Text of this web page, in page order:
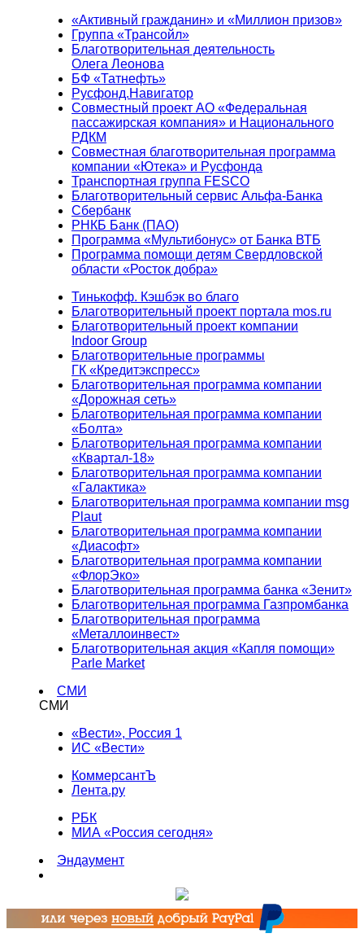
«Активный гражданин» и «Миллион призов»
Группа «Трансойл»
Благотворительная деятельность
Олега Леонова
БФ «Татнефть»
Русфонд.Навигатор
Совместный проект АО «Федеральная
пассажирская компания» и Национального
РДКМ
Совместная благотворительная программа
компании «Ютека» и Русфонда
Транспортная группа FESCO
Благотворительный сервис Альфа-Банка
Сбербанк
РНКБ Банк (ПАО)
Программа «Мультибонус» от Банка ВТБ
Программа помощи детям Свердловской
области «Росток добра»
Тинькофф. Кэшбэк во благо
Благотворительный проект портала mos.ru
Благотворительный проект компании
Indoor Group
Благотворительные программы
ГК «Кредитэкспресс»
Благотворительная программа компании
«Дорожная сеть»
Благотворительная программа компании
«Болта»
Благотворительная программа компании
«Квартал-18»
Благотворительная программа компании
«Галактика»
Благотворительная программа компании msg
Plaut
Благотворительная программа компании
«Диасофт»
Благотворительная программа компании
«ФлорЭко»
Благотворительная программа банка «Зенит»
Благотворительная программа Газпромбанка
Благотворительная программа
«Металлоинвест»
Благотворительная акция «Капля помощи»
Parle Market
СМИ
СМИ
«Вести», Россия 1
ИС «Вести»
КоммерсантЪ
Лента.ру
РБК
МИА «Россия сегодня»
Эндаумент